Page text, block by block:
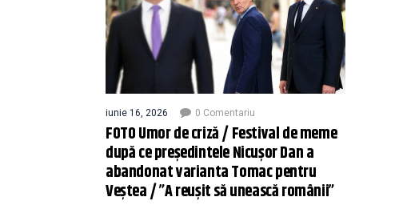
iunie 16, 2026 0 Comentariu
FOTO Umor de criză / Festival de meme
după ce președintele Nicușor Dan a
abandonat varianta Tomac pentru
Veștea / ”A reușit să unească românii”